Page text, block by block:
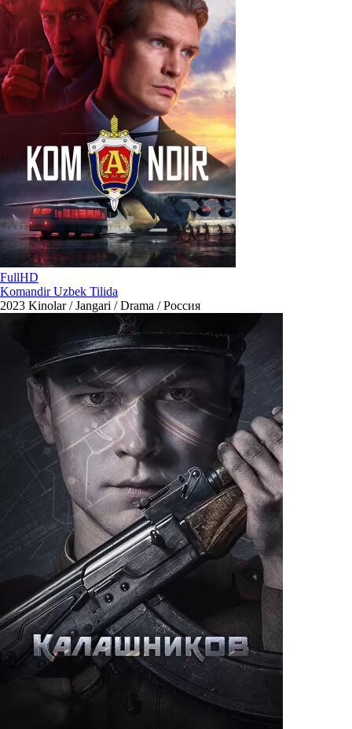
FullHD
Komandir Uzbek Tilida
2023 Kinolar / Jangari / Drama / Россия